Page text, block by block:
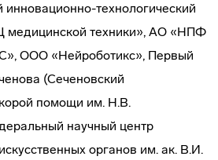
технологический
техники», АО «НПФ
ООО «Нейроботикс», Первый
(Сеченовский
помощи им. Н.В.
научный центр
органов им. ак. В.И.